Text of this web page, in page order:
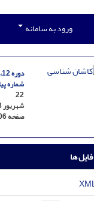
ورود به سامانه
شماره
22
شهریور 1398
صفحه
فایل ها